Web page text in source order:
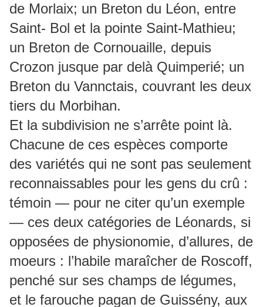
de Morlaix; un Breton du Léon, entre
Saint- Bol et la pointe Saint-Mathieu;
un Breton de Cornouaille, depuis
Crozon jusque par delà Quimperié; un
Breton du Vannctais, couvrant les deux
tiers du Morbihan.
Et la subdivision ne s’arrête point là.
Chacune de ces espèces comporte
des variétés qui ne sont pas seulement
reconnaissables pour les gens du crû :
témoin — pour ne citer qu’un exemple
— ces deux catégories de Léonards, si
opposées de physionomie, d’allures, de
moeurs : l’habile maraîcher de Roscoff,
penché sur ses champs de légumes,
et le farouche pagan de Guissény, aux